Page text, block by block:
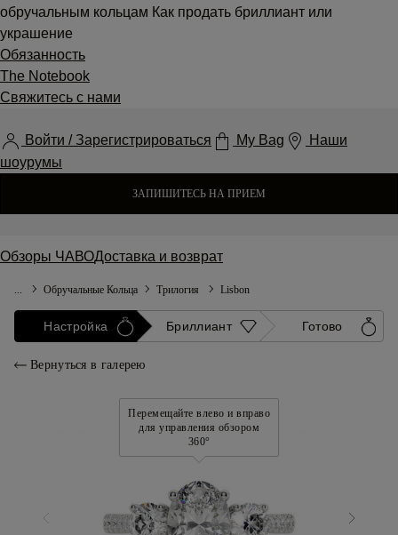
обручальным кольцам Как продать бриллиант или
украшение
Обязанность
The Notebook
Свяжитесь с нами
Войти / Зарегистрироваться My Bag
Наши
шоурумы
ЗАПИШИТЕСЬ НА ПРИЕМ
Обзоры ЧАВОДоставка и возврат
Обручальные Кольца Трилогия Lisbon
Настройка Бриллиант Готово
Вернуться в галерею
Перемещайте влево и вправо
для управления обзором
360°